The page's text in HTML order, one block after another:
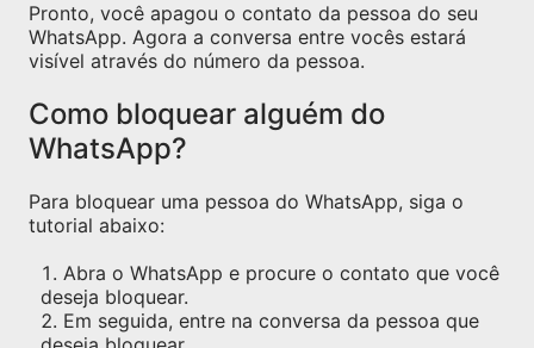
Pronto, você apagou o contato da pessoa do seu
WhatsApp. Agora a conversa entre vocês estará
visível através do número da pessoa.
Como bloquear alguém do
WhatsApp?
Para bloquear uma pessoa do WhatsApp, siga o
tutorial abaixo:
Abra o WhatsApp e procure o contato que você
deseja bloquear.
Em seguida, entre na conversa da pessoa que